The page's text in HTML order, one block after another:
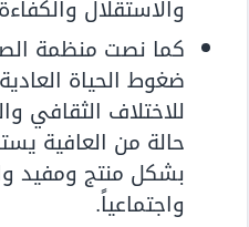
والاستقلال
كما نصت منظمة
ضغوط الحياة
للاختلاف الثقافي
حالة من العافية
بشكل منتج ومفيد
واجتماعياً.